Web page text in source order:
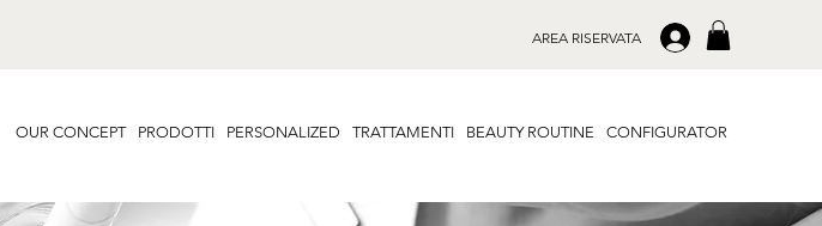
AREA RISERVATA .
OUR CONCEPT PRODOTTI PERSONALIZED TRATTAMENTI BEAUTY ROUTINE CONFIGURATOR